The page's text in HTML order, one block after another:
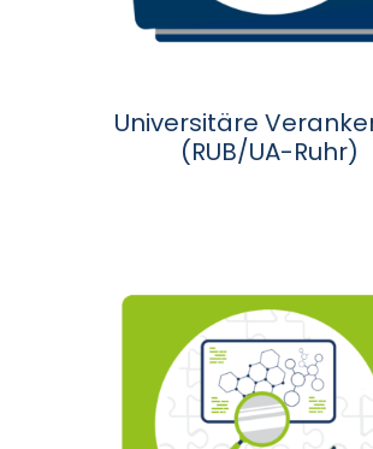
Universitäre
(RUB/UA-Ruhr)